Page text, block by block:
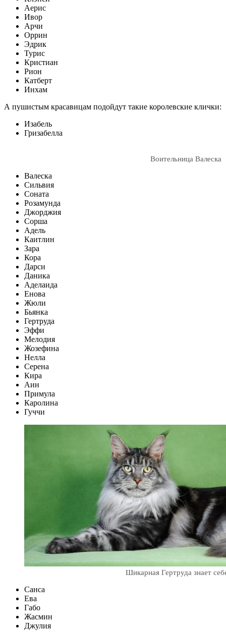
Аерис
Ивор
Арчи
Оррин
Эдрик
Турис
Кристиан
Рион
Катберт
Инхам
А пушистым красавицам подойдут такие королевские клички:
Изабель
Гризабелла
Воительница Валеска
Валеска
Сильвия
Соната
Розамунда
Джорджия
Сорша
Адель
Каитлин
Зара
Кора
Дарси
Даника
Аделаида
Енова
Жюли
Бьянка
Гертруда
Эффи
Мелодия
Жозефина
Нелла
Серена
Кира
Аин
Примула
Каролина
Гуччи
Шикарная Гертруда знает
Санса
Ева
Габо
Жасмин
Джулия